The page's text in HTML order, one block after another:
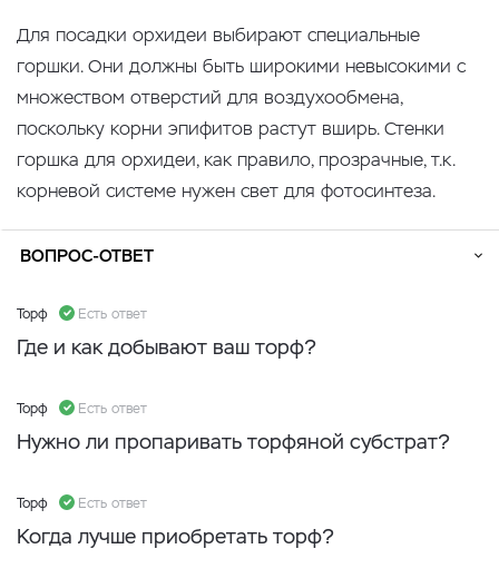
Для посадки орхидеи выбирают специальные
горшки. Они должны быть широкими невысокими с
множеством отверстий для воздухообмена,
поскольку корни эпифитов растут вширь. Стенки
горшка для орхидеи, как правило, прозрачные, т.к.
корневой системе нужен свет для фотосинтеза.
ВОПРОС-ОТВЕТ
Торф Есть ответ
Где и как добывают ваш торф?
Торф Есть ответ
Нужно ли пропаривать торфяной субстрат?
Торф Есть ответ
Когда лучше приобретать торф?